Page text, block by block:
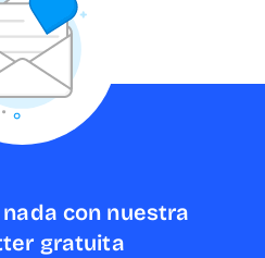
con nuestra
gratuita